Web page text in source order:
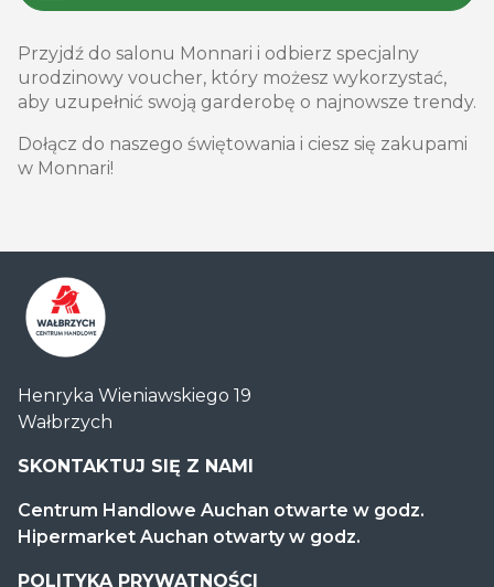
Przyjdź do salonu Monnari i odbierz specjalny
urodzinowy voucher, który możesz wykorzystać,
aby uzupełnić swoją garderobę o najnowsze trendy.
Dołącz do naszego świętowania i ciesz się zakupami
w Monnari!
Handlowe
Auchan
Wałbrzych
Henryka Wieniawskiego 19
Wałbrzych
SKONTAKTUJ SIĘ Z NAMI
Centrum Handlowe Auchan otwarte w godz.
Hipermarket Auchan otwarty w godz.
POLITYKA PRYWATNOŚCI